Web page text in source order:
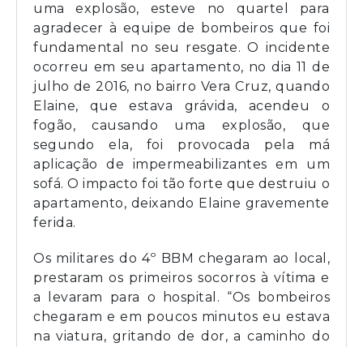
uma explosão, esteve no quartel para
agradecer à equipe de bombeiros que foi
fundamental no seu resgate. O incidente
ocorreu em seu apartamento, no dia 11 de
julho de 2016, no bairro Vera Cruz, quando
Elaine, que estava grávida, acendeu o
fogão, causando uma explosão, que
segundo ela, foi provocada pela má
aplicação de impermeabilizantes em um
sofá. O impacto foi tão forte que destruiu o
apartamento, deixando Elaine gravemente
ferida.
Os militares do 4º BBM chegaram ao local,
prestaram os primeiros socorros à vítima e
a levaram para o hospital. “Os bombeiros
chegaram e em poucos minutos eu estava
na viatura, gritando de dor, a caminho do